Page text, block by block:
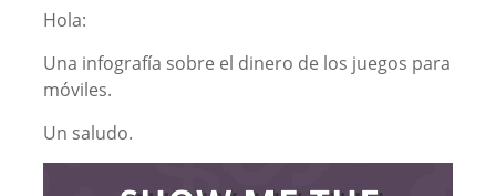
Hola:
Una infografía sobre el dinero de los juegos para
móviles.
Un saludo.